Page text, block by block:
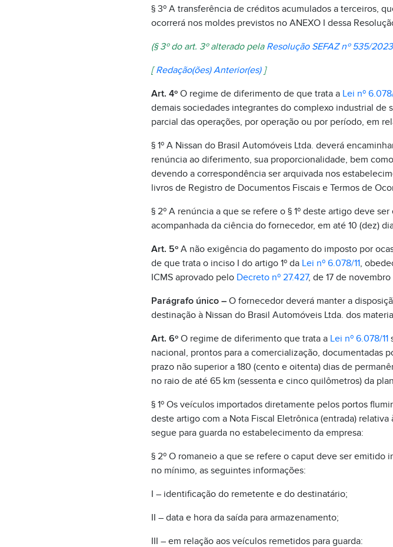
§ 3º A transferência de créditos acumulados a terceiros,
ocorrerá nos moldes previstos no ANEXO I dessa
(§ 3º do art. 3º alterado pela Resolução SEFAZ nº 535/2023
[Redação(ões) Anterior(es)]
Art. 4ºO regime de diferimento de que trata a Lei nº
demais sociedades integrantes do complexo industrial
parcial das operações, por operação ou por período, em
§ 1º A Nissan do Brasil Automóveis Ltda. deverá
renúncia ao diferimento, sua proporcionalidade, bem
devendo a correspondência ser arquivada nos
livros de Registro de Documentos Fiscais e Termos de
§ 2º A renúncia a que se refere o § 1º deste artigo deve
acompanhada da ciência do fornecedor, em até 10 (dez)
Art. 5ºA não exigência do pagamento do imposto por
de que trata o inciso I do artigo 1º da Lei nº 6.078/11,
ICMS aprovado pelo Decreto nº 27.427, de 17 de
Parágrafo único – O fornecedor deverá manter a
destinação à Nissan do Brasil Automóveis Ltda. dos
Art. 6ºO regime de diferimento que trata a Lei nº 6.078/11
nacional, prontos para a comercialização, documentadas
prazo não superior a 180 (cento e oitenta) dias de
no raio de até 65 km (sessenta e cinco quilômetros) da
§ 1º Os veículos importados diretamente pelos portos
deste artigo com a Nota Fiscal Eletrônica (entrada)
segue para guarda no estabelecimento da empresa:
§ 2º O romaneio a que se refere o caput deve ser
no mínimo, as seguintes informações:
I – identificação do remetente e do destinatário;
II – data e hora da saída para armazenamento;
III – em relação aos veículos remetidos para guarda: